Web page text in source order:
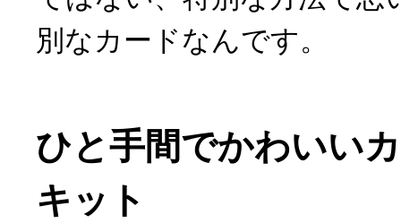
別なカードなんです。
ひと手間でかわいい
キット